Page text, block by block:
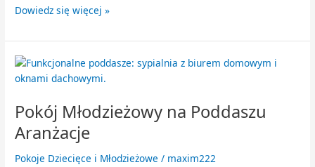
Dowiedz się więcej »
Pokój Młodzieżowy na Poddaszu
Aranżacje
Pokoje Dziecięce i Młodzieżowe / maxim222
Pokój
Młodzieżowy
Poddaszu
Aranżacje